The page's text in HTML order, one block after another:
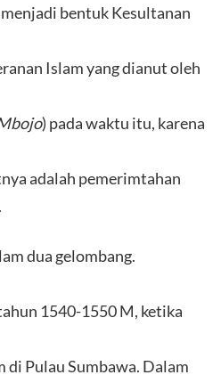
bentuk Kesultanan
Islam yang dianut oleh
) pada waktu itu, karena
adalah pemerimtahan
dua gelombang.
1540-1550 M, ketika
di Pulau Sumbawa. Dalam